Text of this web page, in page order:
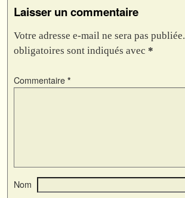
Laisser un commentaire
Votre adresse e-mail ne sera pas publiée.
obligatoires sont indiqués avec *
Commentaire *
Nom